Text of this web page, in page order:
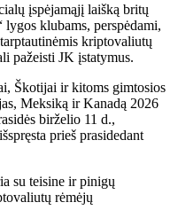
įspėjamąjį laišką britų
klubams, perspėdami,
kriptovaliutų
pažeisti JK įstatymus.
Škotijai ir kitoms gimtosios
Meksiką ir Kanadą 2026
birželio 11 d.,
prieš prasidedant
su teisine ir pinigų
rėmėjų